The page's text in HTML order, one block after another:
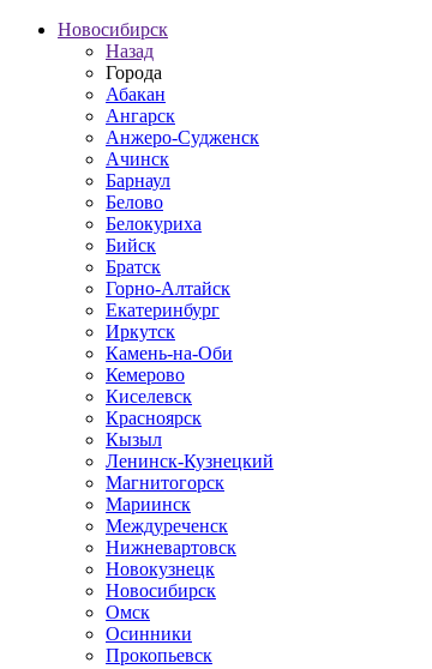
Новосибирск
Назад
Города
Абакан
Ангарск
Анжеро-Судженск
Ачинск
Барнаул
Белово
Белокуриха
Бийск
Братск
Горно-Алтайск
Екатеринбург
Иркутск
Камень-на-Оби
Кемерово
Киселевск
Красноярск
Кызыл
Ленинск-Кузнецкий
Магнитогорск
Мариинск
Междуреченск
Нижневартовск
Новокузнецк
Новосибирск
Омск
Осинники
Прокопьевск